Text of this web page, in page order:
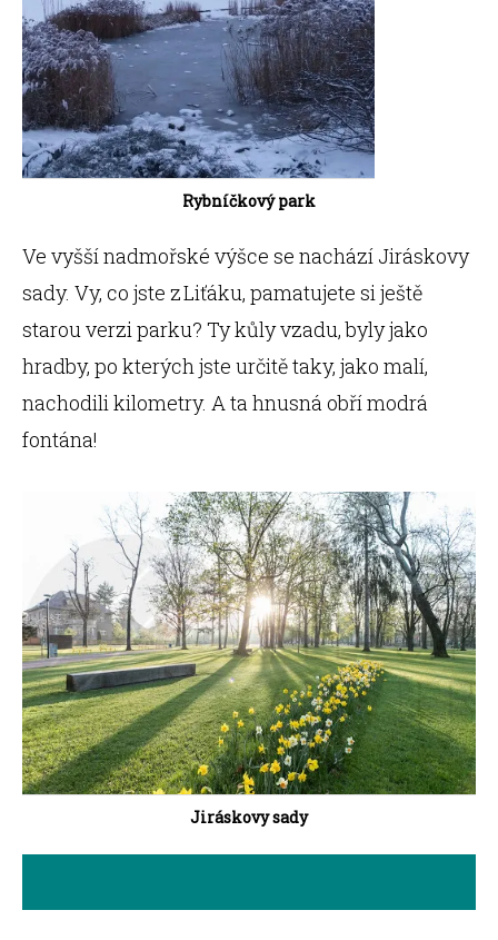
Rybníčkový park
Ve vyšší nadmořské výšce se nachází Jiráskovy
sady. Vy, co jste z Liťáku, pamatujete si ještě
starou verzi parku? Ty kůly vzadu, byly jako
hradby, po kterých jste určitě taky, jako malí,
nachodili kilometry. A ta hnusná obří modrá
fontána!
Jiráskovy sady